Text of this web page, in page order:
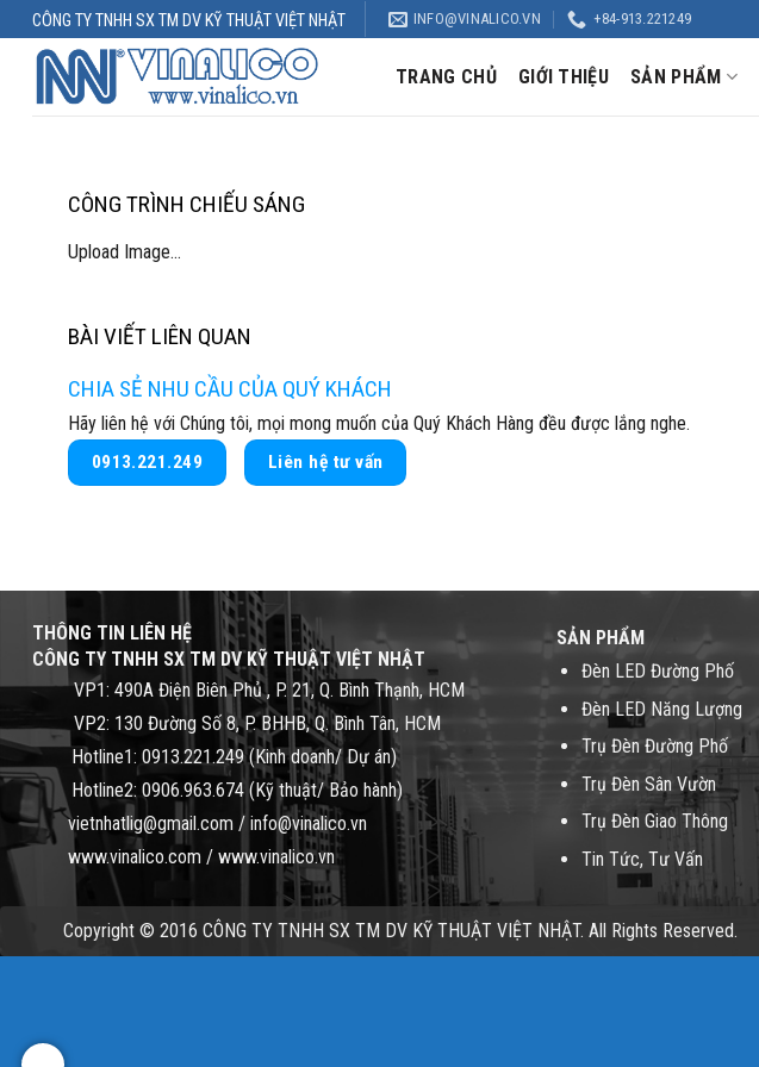
to
content
CÔNG TY TNHH SX TM DV KỸ THUẬT VIỆT NHẬT INFO@VINALICO.VN +84-913.221249
TRANG CHỦ GIỚI THIỆU SẢN PHẨM
CÔNG TRÌNH CHIẾU SÁNG
Upload Image...
BÀI VIẾT LIÊN QUAN
CHIA SẺ NHU CẦU CỦA QUÝ KHÁCH
Hãy liên hệ với Chúng tôi, mọi mong muốn của Quý Khách Hàng đều được lắng nghe.
0913.221.249 Liên hệ tư vấn
THÔNG TIN LIÊN HỆ
CÔNG TY TNHH SX TM DV KỸ THUẬT VIỆT NHẬT
VP1: 490A Điện Biên Phủ , P. 21, Q. Bình Thạnh, HCM
VP2: 130 Đường Số 8, P. BHHB, Q. Bình Tân, HCM
Hotline1: 0913.221.249 (Kinh doanh/ Dự án)
Hotline2: 0906.963.674 (Kỹ thuật/ Bảo hành)
vietnhatlig@gmail.com / info@vinalico.vn
www.vinalico.com / www.vinalico.vn
SẢN PHẨM
Đèn LED Đường Phố
Đèn LED Năng Lượng
Trụ Đèn Đường Phố
Trụ Đèn Sân Vườn
Trụ Đèn Giao Thông
Tin Tức, Tư Vấn
Copyright © 2016 CÔNG TY TNHH SX TM DV KỸ THUẬT VIỆT NHẬT. All Rights Reserved.